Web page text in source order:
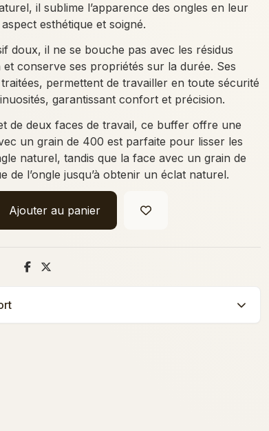
il sublime l’apparence des ongles en leur
esthétique et soigné.
doux, il ne se bouche pas avec les résidus
et conserve ses propriétés sur la durée. Ses
permettent de travailler en toute sécurité
garantissant confort et précision.
de deux faces de travail, ce buffer offre une
un grain de 400 est parfaite pour lisser les
naturel, tandis que la face avec un grain de
de l’ongle jusqu’à obtenir un éclat naturel.
Ajouter au panier